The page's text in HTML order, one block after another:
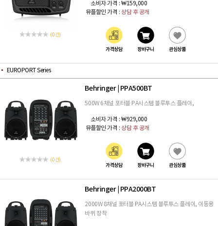
(0 건)
소비자 가격 : ₩159,000
뮤플할인 가격 : 상담 후 공개
가격상담 장바구니 관심상품
EUROPORT Series
(0 건)
Behringer PPA500BT
500W 6채널 포터블 PA시스템 블루투스 플레이,
소비자 가격 : ₩929,000
뮤플할인 가격 : 상담 후 공개
가격상담 장바구니 관심상품
Behringer PPA2000BT
2000W 8채널 포터블 PA시스템 블루투스 플레이, 이동용
바퀴 장착